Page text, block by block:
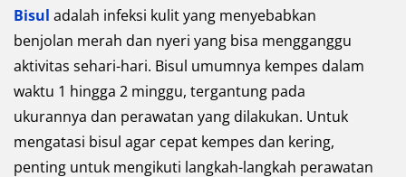
Bisul adalah infeksi kulit yang menyebabkan
benjolan merah dan nyeri yang bisa mengganggu
aktivitas sehari-hari. Bisul umumnya kempes dalam
waktu 1 hingga 2 minggu, tergantung pada
ukurannya dan perawatan yang dilakukan. Untuk
mengatasi bisul agar cepat kempes dan kering,
penting untuk mengikuti langkah-langkah perawatan